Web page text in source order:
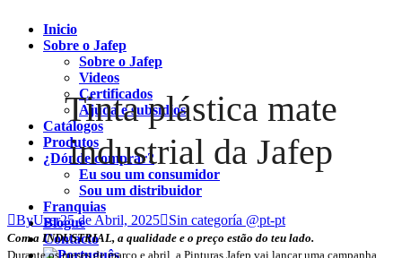
Inicio
Sobre o Jafep
Sobre o Jafep
Videos
Certificados
Ajuda e subsídios
Catálogos
Produtos
¿Dónde comprar?
Eu sou um consumidor
Sou um distribuidor
Franquias
Blogue
Contacto
Tinta plástica mate
industrial da Jafep
ByUser25 de Abril, 2025 Sin categoría @pt-pt
Com a INDUSTRIAL, a qualidade e o preço estão do teu lado.
Durante os meses de março e abril, a Pinturas Jafep vai lançar uma campanha